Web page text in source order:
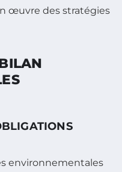
œuvre des stratégies
environnementales